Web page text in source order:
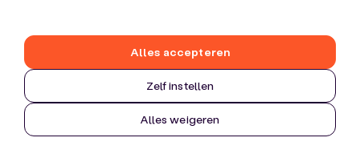
Zelf instellen
Alles weigeren
Alles accepteren